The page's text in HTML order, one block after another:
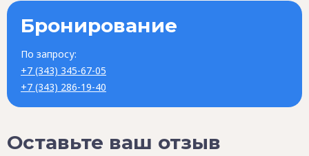
Бронирование
По запросу:
+7 (343) 345-67-05
+7 (343) 286-19-40
Оставьте ваш отзыв